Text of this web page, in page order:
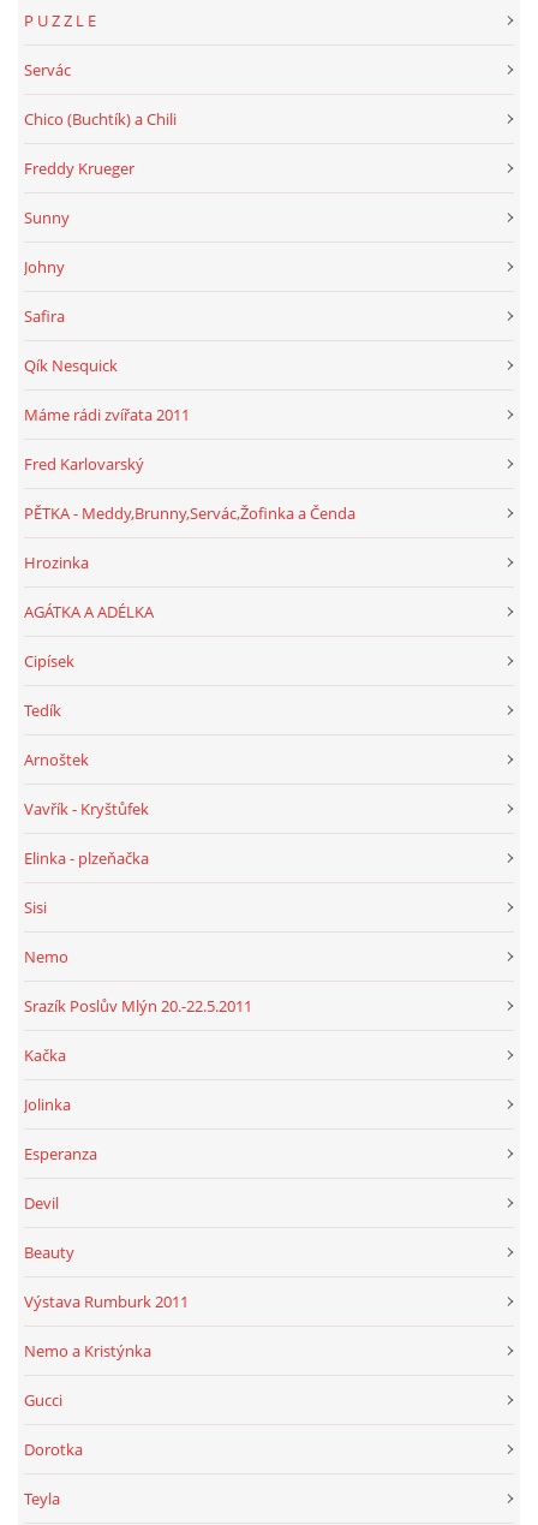
P U Z Z L E
Servác
Chico (Buchtík) a Chili
Freddy Krueger
Sunny
Johny
Safira
Qík Nesquick
Máme rádi zvířata 2011
Fred Karlovarský
PĚTKA - Meddy,Brunny,Servác,Žofinka a Čenda
Hrozinka
AGÁTKA A ADÉLKA
Cipísek
Tedík
Arnoštek
Vavřík - Kryštůfek
Elinka - plzeňačka
Sisi
Nemo
Srazík Poslův Mlýn 20.-22.5.2011
Kačka
Jolinka
Esperanza
Devil
Beauty
Výstava Rumburk 2011
Nemo a Kristýnka
Gucci
Dorotka
Teyla